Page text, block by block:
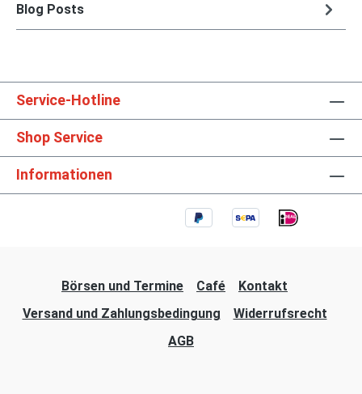
Blog Posts
Service-Hotline
Shop Service
Informationen
Börsen und Termine Café
Kontakt
Versand und Zahlungsbedingung
Widerrufsrecht
AGB